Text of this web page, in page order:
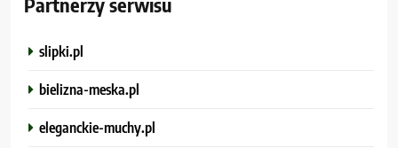
slipki.pl
bielizna-meska.pl
eleganckie-muchy.pl